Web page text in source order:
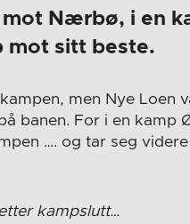
Nærbø, i en
mot sitt beste.
men Nye Loen
banen. For i en kamp
…. og tar seg
kampslutt…